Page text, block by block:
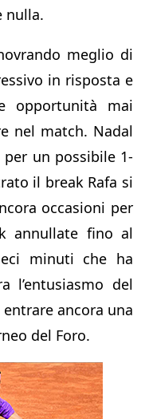
nulla.
meglio di
in risposta e
opportunità mai
nel match. Nadal
un possibile 1-
il break Rafa si
occasioni per
annullate fino al
minuti che ha
l’entusiasmo del
ancora una
del Foro.